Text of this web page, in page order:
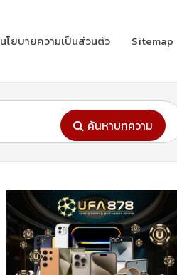
นโยบายความเป็นส่วนตัว Sitemap
ค้นหาบทความ